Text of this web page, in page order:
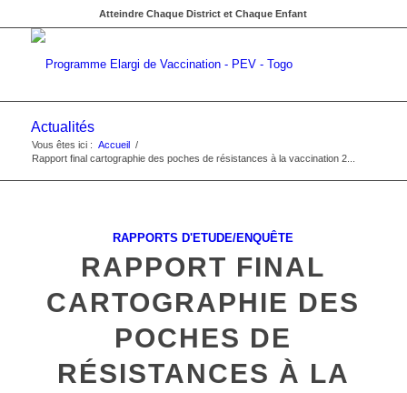
Atteindre Chaque District et Chaque Enfant
Actualités
Vous êtes ici : Accueil /
Rapport final cartographie des poches de résistances à la vaccination 2...
RAPPORTS D'ETUDE/ENQUÊTE
RAPPORT FINAL
CARTOGRAPHIE DES
POCHES DE
RÉSISTANCES À LA